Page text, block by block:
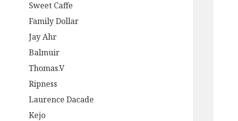
Sweet Caffe
Family Dollar
Jay Ahr
Balmuir
Thomas.V
Ripness
Laurence Dacade
Kejo